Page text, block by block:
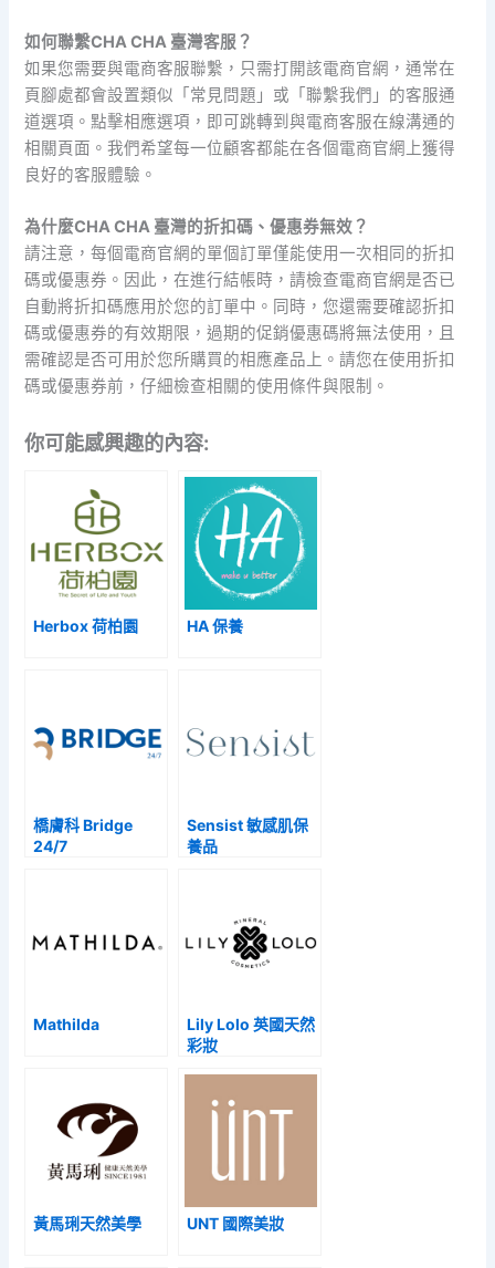
如何聯繫CHA CHA 臺灣客服？
如果您需要與電商客服聯繫，只需打開該電商官網，通常在
頁腳處都會設置類似「常見問題」或「聯繫我們」的客服通
道選項。點擊相應選項，即可跳轉到與電商客服在線溝通的
相關頁面。我們希望每一位顧客都能在各個電商官網上獲得
良好的客服體驗。
為什麼CHA CHA 臺灣的折扣碼、優惠券無效？
請注意，每個電商官網的單個訂單僅能使用一次相同的折扣
碼或優惠券。因此，在進行結帳時，請檢查電商官網是否已
自動將折扣碼應用於您的訂單中。同時，您還需要確認折扣
碼或優惠券的有效期限，過期的促銷優惠碼將無法使用，且
需確認是否可用於您所購買的相應產品上。請您在使用折扣
碼或優惠券前，仔細檢查相關的使用條件與限制。
你可能感興趣的內容:
Herbox 荷柏園 HA 保養
橋膚科 Bridge
24/7
Sensist 敏感肌保
養品
Mathilda
Lily Lolo 英國天然
彩妝
黃馬琍天然美學 UNT 國際美妝